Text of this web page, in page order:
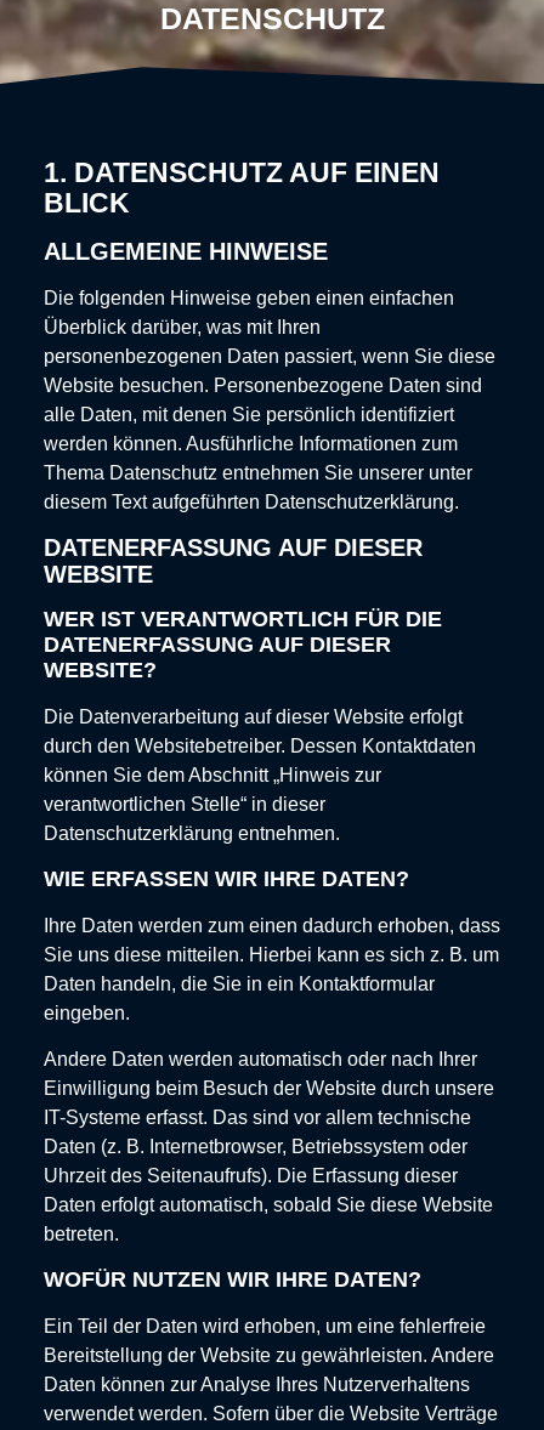
DATENSCHUTZ
1. DATENSCHUTZ AUF EINEN
BLICK
ALLGEMEINE HINWEISE
Die folgenden Hinweise geben einen einfachen
Überblick darüber, was mit Ihren
personenbezogenen Daten passiert, wenn Sie diese
Website besuchen. Personenbezogene Daten sind
alle Daten, mit denen Sie persönlich identifiziert
werden können. Ausführliche Informationen zum
Thema Datenschutz entnehmen Sie unserer unter
diesem Text aufgeführten Datenschutzerklärung.
DATENERFASSUNG AUF DIESER
WEBSITE
WER IST VERANTWORTLICH FÜR DIE
DATENERFASSUNG AUF DIESER
WEBSITE?
Die Datenverarbeitung auf dieser Website erfolgt
durch den Websitebetreiber. Dessen Kontaktdaten
können Sie dem Abschnitt „Hinweis zur
verantwortlichen Stelle“ in dieser
Datenschutzerklärung entnehmen.
WIE ERFASSEN WIR IHRE DATEN?
Ihre Daten werden zum einen dadurch erhoben, dass
Sie uns diese mitteilen. Hierbei kann es sich z. B. um
Daten handeln, die Sie in ein Kontaktformular
eingeben.
Andere Daten werden automatisch oder nach Ihrer
Einwilligung beim Besuch der Website durch unsere
IT-Systeme erfasst. Das sind vor allem technische
Daten (z. B. Internetbrowser, Betriebssystem oder
Uhrzeit des Seitenaufrufs). Die Erfassung dieser
Daten erfolgt automatisch, sobald Sie diese Website
betreten.
WOFÜR NUTZEN WIR IHRE DATEN?
Ein Teil der Daten wird erhoben, um eine fehlerfreie
Bereitstellung der Website zu gewährleisten. Andere
Daten können zur Analyse Ihres Nutzerverhaltens
verwendet werden. Sofern über die Website Verträge